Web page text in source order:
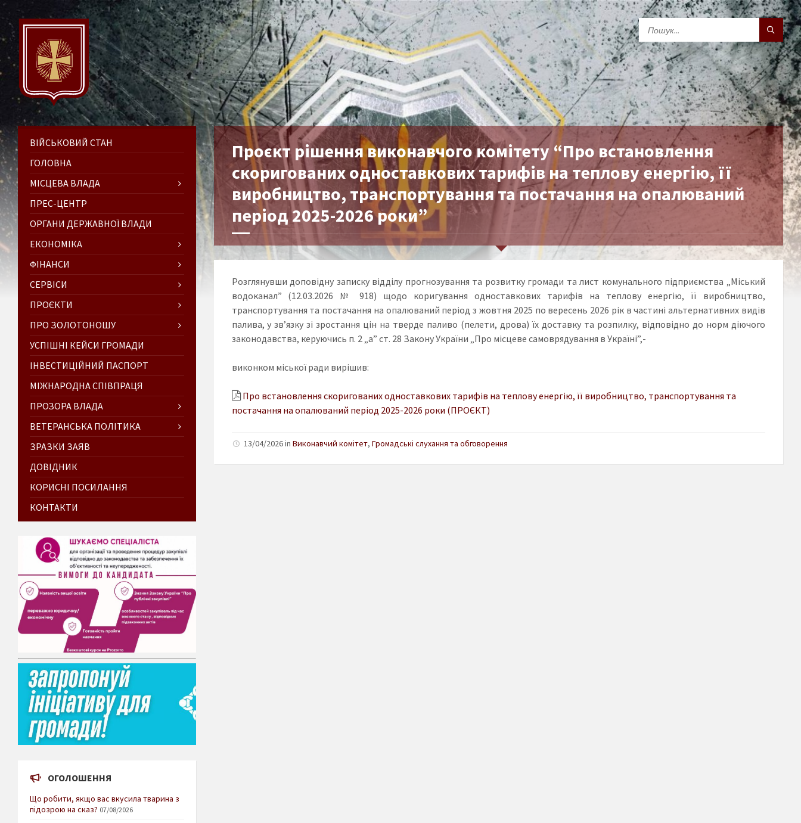
Проєкт рішення виконавчого комітету “Про встановлення
скоригованих одноставкових тарифів на теплову енергію, її
виробництво, транспортування та постачання на опалюваний
період 2025-2026 роки”
Розглянувши доповідну записку відділу прогнозування та розвитку громади та лист комунального підприємства „Міський
водоканал” (12.03.2026 № 918) щодо коригування одноставкових тарифів на теплову енергію, її виробництво,
транспортування та постачання на опалюваний період з жовтня 2025 по вересень 2026 рік в частині альтернативних видів
палива, у зв’язку зі зростання цін на тверде паливо (пелети, дрова) їх доставку та розпилку, відповідно до норм діючого
законодавства, керуючись п. 2 „а” ст. 28 Закону України „Про місцеве самоврядування в Україні”,-
виконком міської ради вирішив:
Про встановлення скоригованих одноставкових тарифів на теплову енергію, її виробництво, транспортування та
постачання на опалюваний період 2025-2026 роки (ПРОЄКТ)
13/04/2026 in Виконавчий комітет, Громадські слухання та обговорення
ВІЙСЬКОВИЙ СТАН
ГОЛОВНА
МІСЦЕВА ВЛАДА
ПРЕС-ЦЕНТР
ОРГАНИ ДЕРЖАВНОЇ ВЛАДИ
ЕКОНОМІКА
ФІНАНСИ
СЕРВІСИ
ПРОЄКТИ
ПРО ЗОЛОТОНОШУ
УСПІШНІ КЕЙСИ ГРОМАДИ
ІНВЕСТИЦІЙНИЙ ПАСПОРТ
МІЖНАРОДНА СПІВПРАЦЯ
ПРОЗОРА ВЛАДА
ВЕТЕРАНСЬКА ПОЛІТИКА
ЗРАЗКИ ЗАЯВ
ДОВІДНИК
КОРИСНІ ПОСИЛАННЯ
КОНТАКТИ
ОГОЛОШЕННЯ
Що робити, якщо вас вкусила тварина з
підозрою на сказ? 07/08/2026